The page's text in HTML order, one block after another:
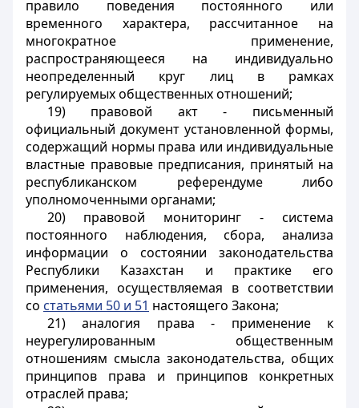
правило поведения постоянного или
временного характера, рассчитанное на
многократное применение,
распространяющееся на индивидуально
неопределенный круг лиц в рамках
регулируемых общественных отношений;
19) правовой акт - письменный
официальный документ установленной формы,
содержащий нормы права или индивидуальные
властные правовые предписания, принятый на
республиканском референдуме либо
уполномоченными органами;
20) правовой мониторинг - система
постоянного наблюдения, сбора, анализа
информации о состоянии законодательства
Республики Казахстан и практике его
применения, осуществляемая в соответствии
со статьями 50 и 51 настоящего Закона;
21) аналогия права - применение к
неурегулированным общественным
отношениям смысла законодательства, общих
принципов права и принципов конкретных
отраслей права;